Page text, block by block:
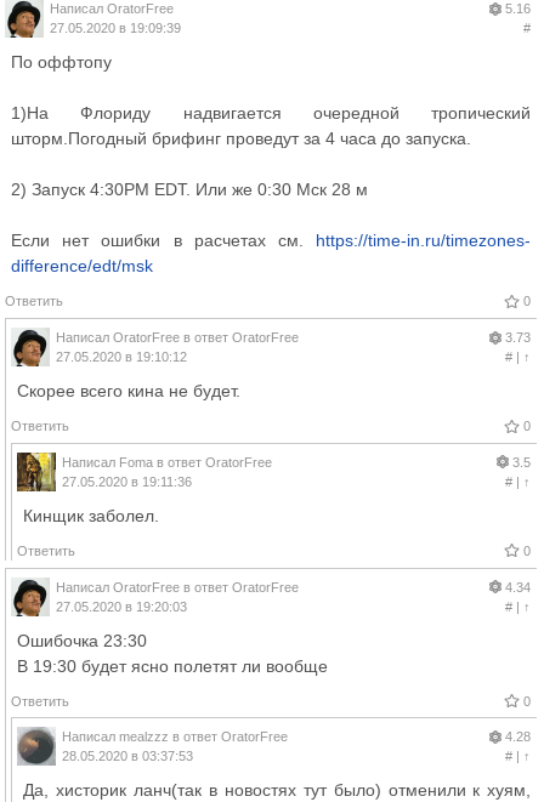
Написал OratorFree
27.05.2020 в 19:09:39
5.16
#
По оффтопу
1)На Флориду надвигается очередной тропический
шторм.Погодный брифинг проведут за 4 часа до запуска.
2) Запуск 4:30PM EDT. Или же 0:30 Мск 28 м
Если нет ошибки в расчетах см. https://time-in.ru/timezones-
difference/edt/msk
Ответить 0
Написал OratorFree в ответ OratorFree
27.05.2020 в 19:10:12
3.73
#| ↑
Скорее всего кина не будет.
Ответить 0
Написал Foma в ответ OratorFree
27.05.2020 в 19:11:36
3.5
#| ↑
Кинщик заболел.
Ответить 0
Написал OratorFree в ответ OratorFree
27.05.2020 в 19:20:03
4.34
#| ↑
Ошибочка 23:30
В 19:30 будет ясно полетят ли вообще
Ответить 0
Написал mealzzz в ответ OratorFree
28.05.2020 в 03:37:53
4.28
#| ↑
Да, хисторик ланч(так в новостях тут было) отменили к хуям,